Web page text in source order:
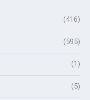
(416)
(595)
(1)
(5)